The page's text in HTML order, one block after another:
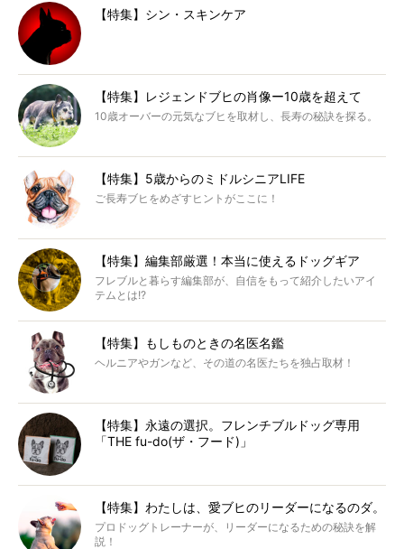
【特集】シン・スキンケア
【特集】レジェンドブヒの肖像ー10歳を超えて
10歳オーバーの元気なブヒを取材し、長寿の秘訣を探る。
【特集】5歳からのミドルシニアLIFE
ご長寿ブヒをめざすヒントがここに！
【特集】編集部厳選！本当に使えるドッグギア
フレブルと暮らす編集部が、自信をもって紹介したいアイ
テムとは!?
【特集】もしものときの名医名鑑
ヘルニアやガンなど、その道の名医たちを独占取材！
【特集】永遠の選択。フレンチブルドッグ専用
「THE fu-do(ザ・フード)」
【特集】わたしは、愛ブヒのリーダーになるのダ。
プロドッグトレーナーが、リーダーになるための秘訣を解
説！